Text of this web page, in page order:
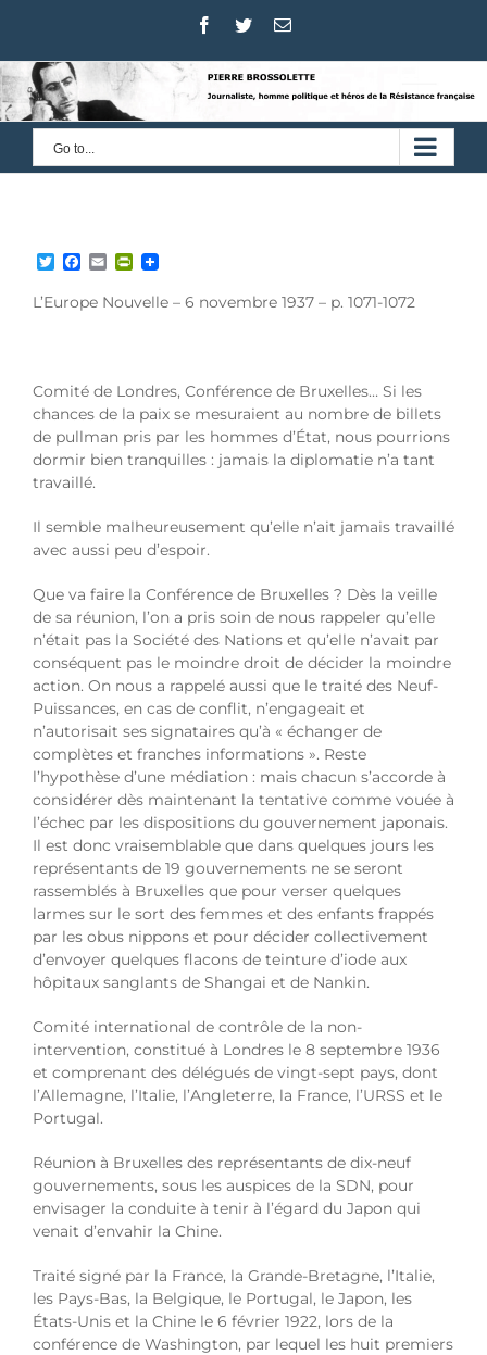
Facebook
TwitterEmail
Go to...
TwitterFacebook
EmailPrintFriendly
L’Europe Nouvelle – 6 novembre 1937 – p. 1071-1072
Comité de Londres, Conférence de Bruxelles… Si les
chances de la paix se mesuraient au nombre de billets
de pullman pris par les hommes d’État, nous pourrions
dormir bien tranquilles : jamais la diplomatie n’a tant
travaillé.
Il semble malheureusement qu’elle n’ait jamais travaillé
avec aussi peu d’espoir.
Que va faire la Conférence de Bruxelles ? Dès la veille
de sa réunion, l’on a pris soin de nous rappeler qu’elle
n’était pas la Société des Nations et qu’elle n’avait par
conséquent pas le moindre droit de décider la moindre
action. On nous a rappelé aussi que le traité des Neuf-
Puissances, en cas de conflit, n’engageait et
n’autorisait ses signataires qu’à « échanger de
complètes et franches informations ». Reste
l’hypothèse d’une médiation : mais chacun s’accorde à
considérer dès maintenant la tentative comme vouée à
l’échec par les dispositions du gouvernement japonais.
Il est donc vraisemblable que dans quelques jours les
représentants de 19 gouvernements ne se seront
rassemblés à Bruxelles que pour verser quelques
larmes sur le sort des femmes et des enfants frappés
par les obus nippons et pour décider collectivement
d’envoyer quelques flacons de teinture d’iode aux
hôpitaux sanglants de Shangai et de Nankin.
Comité international de contrôle de la non-
intervention, constitué à Londres le 8 septembre 1936
et comprenant des délégués de vingt-sept pays, dont
l’Allemagne, l’Italie, l’Angleterre, la France, l’URSS et le
Portugal.
Réunion à Bruxelles des représentants de dix-neuf
gouvernements, sous les auspices de la SDN, pour
envisager la conduite à tenir à l’égard du Japon qui
venait d’envahir la Chine.
Traité signé par la France, la Grande-Bretagne, l’Italie,
les Pays-Bas, la Belgique, le Portugal, le Japon, les
États-Unis et la Chine le 6 février 1922, lors de la
conférence de Washington, par lequel les huit premiers